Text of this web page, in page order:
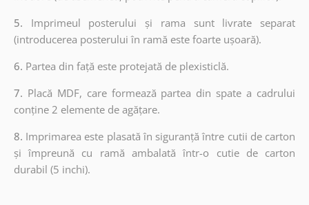
5. Imprimeul posterului și rama sunt livrate separat
(introducerea posterului în ramă este foarte ușoară).
6. Partea din față este protejată de plexisticlă.
7. Placă MDF, care formează partea din spate a cadrului
conține 2 elemente de agățare.
8. Imprimarea este plasată în siguranță între cutii de carton
și împreună cu ramă ambalată într-o cutie de carton
durabil (5 inchi).